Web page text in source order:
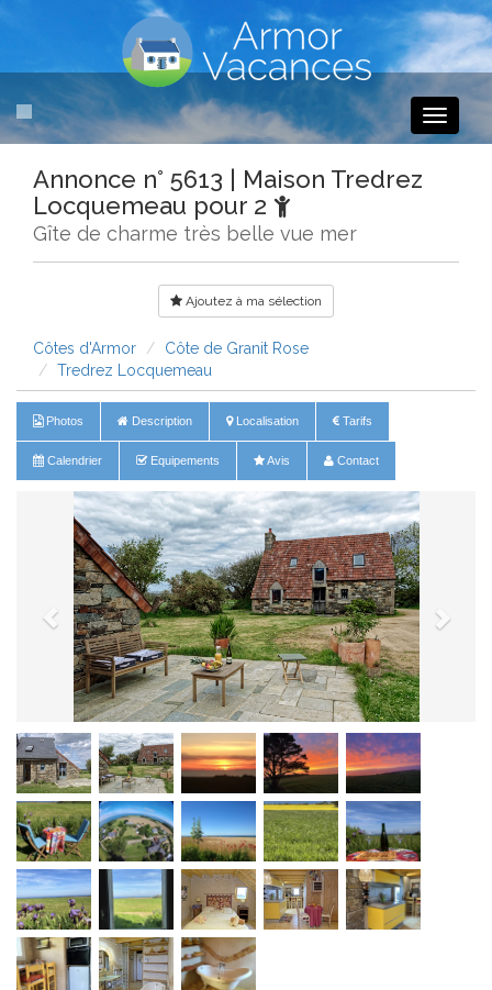
Toggle
Annonce n° 5613 | Maison Tredrez
Locquemeau pour 2
Gîte de charme très belle vue mer
Ajoutez à ma sélection
Côtes d'Armor
Côte de Granit Rose
Tredrez Locquemeau
Photos Description Localisation Tarifs
Calendrier Equipements Avis Contact